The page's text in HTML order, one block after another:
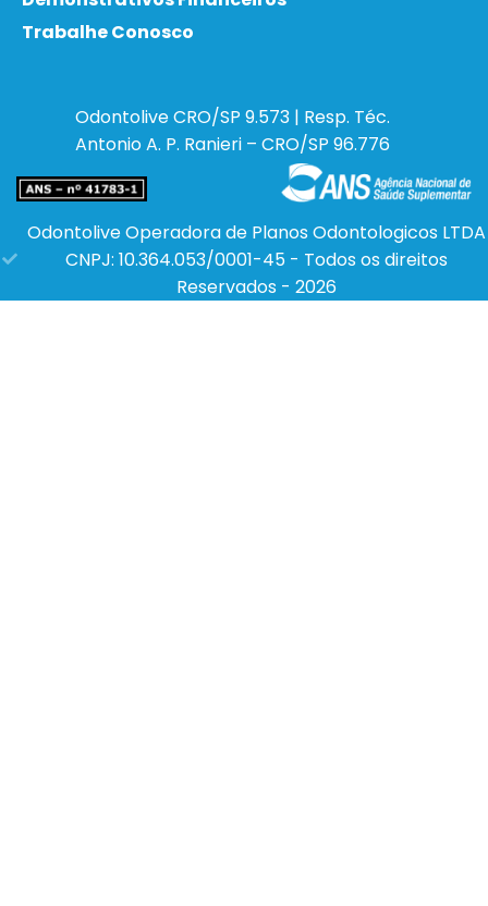
Trabalhe Conosco
OdontoliveCRO/SP 9.573 | Resp. Téc.
Antonio A. P. Ranieri – CRO/SP 96.776
Odontolive Operadora de Planos Odontologicos LTDA
CNPJ: 10.364.053/0001-45 - Todos os direitos
Reservados - 2026